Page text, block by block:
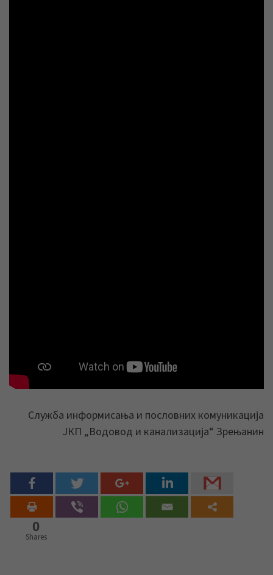
Служба информисања и пословних комуникација
ЈКП „Водовод и канализација“ Зрењанин
0
Shares